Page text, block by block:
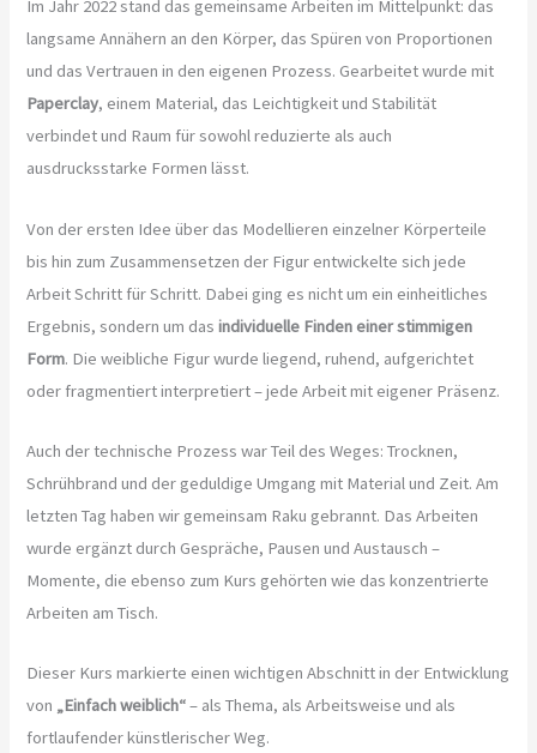
Im Jahr 2022 stand das gemeinsame Arbeiten im Mittelpunkt: das
langsame Annähern an den Körper, das Spüren von Proportionen
und das Vertrauen in den eigenen Prozess. Gearbeitet wurde mit
Paperclay, einem Material, das Leichtigkeit und Stabilität
verbindet und Raum für sowohl reduzierte als auch
ausdrucksstarke Formen lässt.
Von der ersten Idee über das Modellieren einzelner Körperteile
bis hin zum Zusammensetzen der Figur entwickelte sich jede
Arbeit Schritt für Schritt. Dabei ging es nicht um ein einheitliches
Ergebnis, sondern um dasindividuelle Finden einer stimmigen
Form. Die weibliche Figur wurde liegend, ruhend, aufgerichtet
oder fragmentiert interpretiert – jede Arbeit mit eigener Präsenz.
Auch der technische Prozess war Teil des Weges: Trocknen,
Schrühbrand und der geduldige Umgang mit Material und Zeit. Am
letzten Tag haben wir gemeinsam Raku gebrannt. Das Arbeiten
wurde ergänzt durch Gespräche, Pausen und Austausch –
Momente, die ebenso zum Kurs gehörten wie das konzentrierte
Arbeiten am Tisch.
Dieser Kurs markierte einen wichtigen Abschnitt in der Entwicklung
von „Einfach weiblich“– als Thema, als Arbeitsweise und als
fortlaufender künstlerischer Weg.